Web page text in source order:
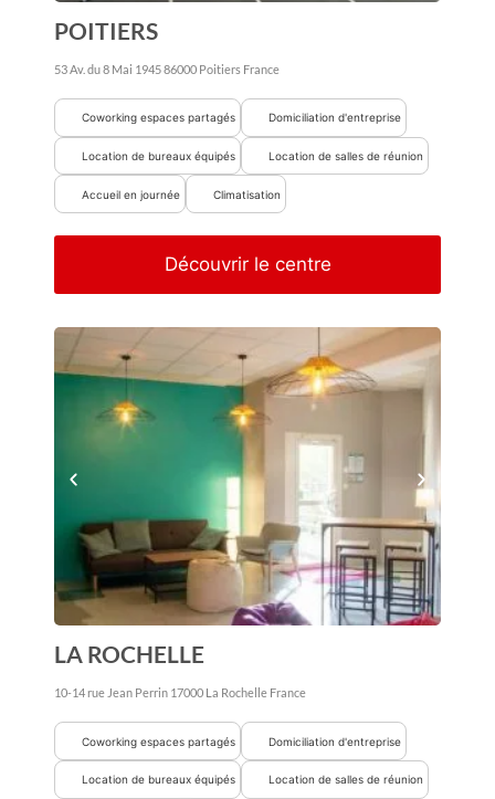
POITIERS
53 Av. du 8 Mai 194586000 Poitiers France
Coworking espaces partagés Domiciliation d'entreprise
Location de bureaux équipés Location de salles de réunion
Accueil en journée Climatisation
Découvrir le centre
LA ROCHELLE
10-14 rue Jean Perrin 17000 La Rochelle France
Coworking espaces partagés Domiciliation d'entreprise
Location de bureaux équipés Location de salles de réunion